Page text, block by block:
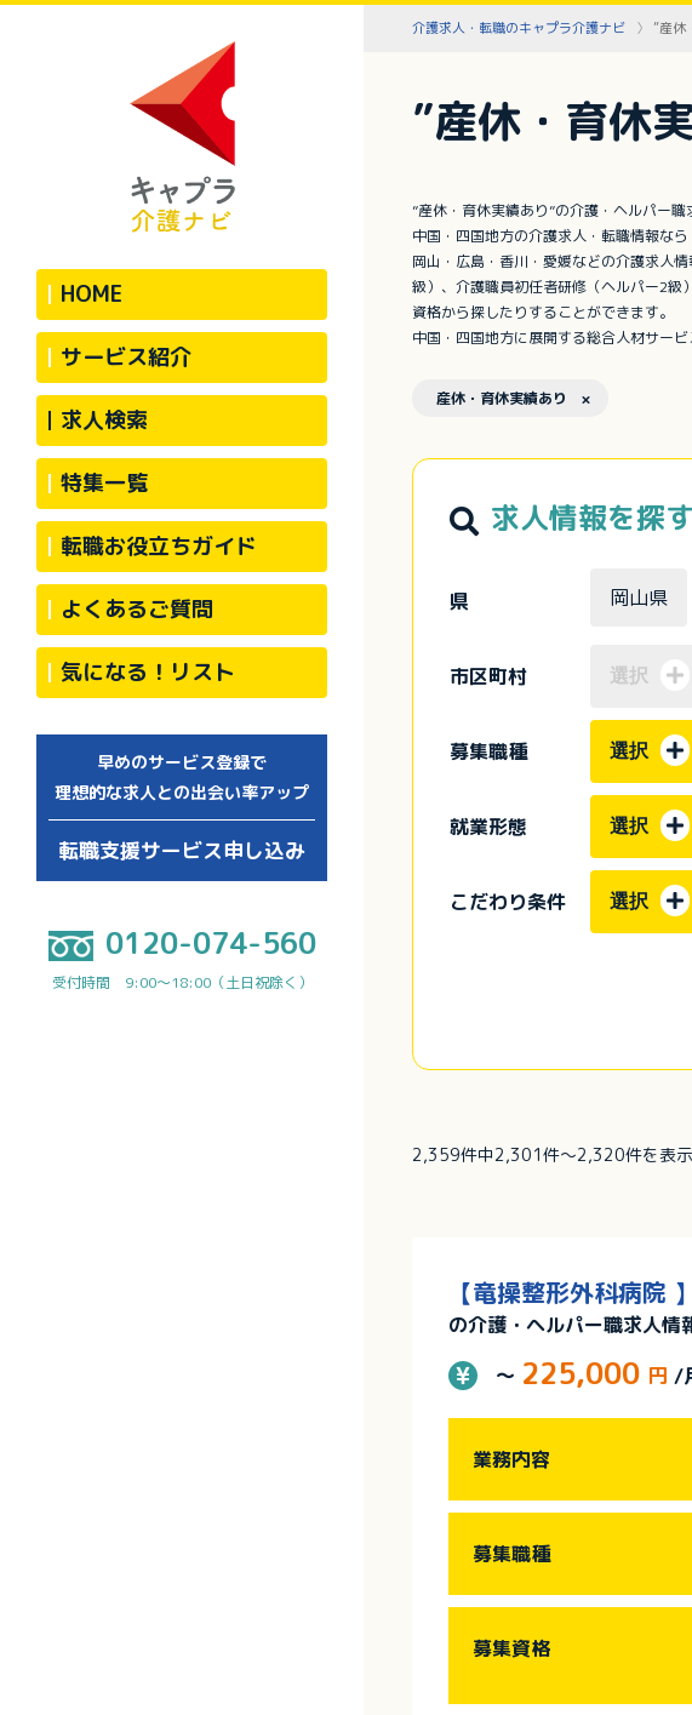
HOME
サービス紹介
求人検索
特集一覧
転職お役立ちガイド
よくあるご質問
気になる！リスト
早めのサービス登録で
理想的な求人との出会い率アップ
転職支援サービス申し込み
0120-074-560
受付時間 9:00～18:00（土日祝除く）
介護求人・転職のキャプラ介護ナビ ”産休
”産休・育休
”産休・育休実績あり”の介護・ヘルパー職
中国・四国地方の介護求人・転職情報な
岡山・広島・香川・愛媛などの介護求人
級）、介護職員初任者研修（ヘルパー2級
資格から探したりすることができます。
中国・四国地方に展開する総合人材サー
産休・育休実績あり ×
求人情報を探す
県 岡山県
市区町村 選択
募集職種 選択
就業形態 選択
こだわり条件 選択
2,359件中2,301件～2,320件を表示
【竜操整形外科病
の介護・ヘルパー職求人情
～ 225,000 円 /
業務内容
募集職種
募集資格